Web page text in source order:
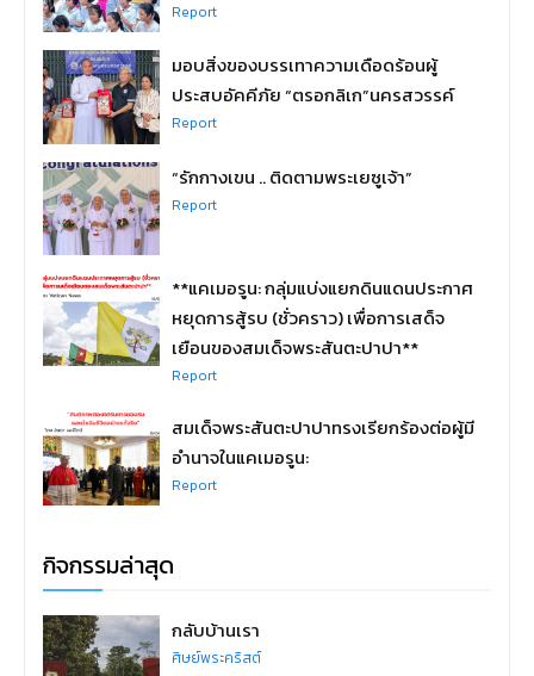
Report
มอบสิ่งของบรรเทาความเดือดร้อนผู้
ประสบอัคคีภัย “ตรอกลิเก”นครสวรรค์
Report
“รักกางเขน .. ติดตามพระเยซูเจ้า”
Report
**แคเมอรูน: กลุ่มแบ่งแยกดินแดนประกาศ
หยุดการสู้รบ (ชั่วคราว) เพื่อการเสด็จ
เยือนของสมเด็จพระสันตะปาปา**
Report
สมเด็จพระสันตะปาปาทรงเรียกร้องต่อผู้มี
อำนาจในแคเมอรูน:
Report
กิจกรรมล่าสุด
กลับบ้านเรา
ศิษย์พระคริสต์